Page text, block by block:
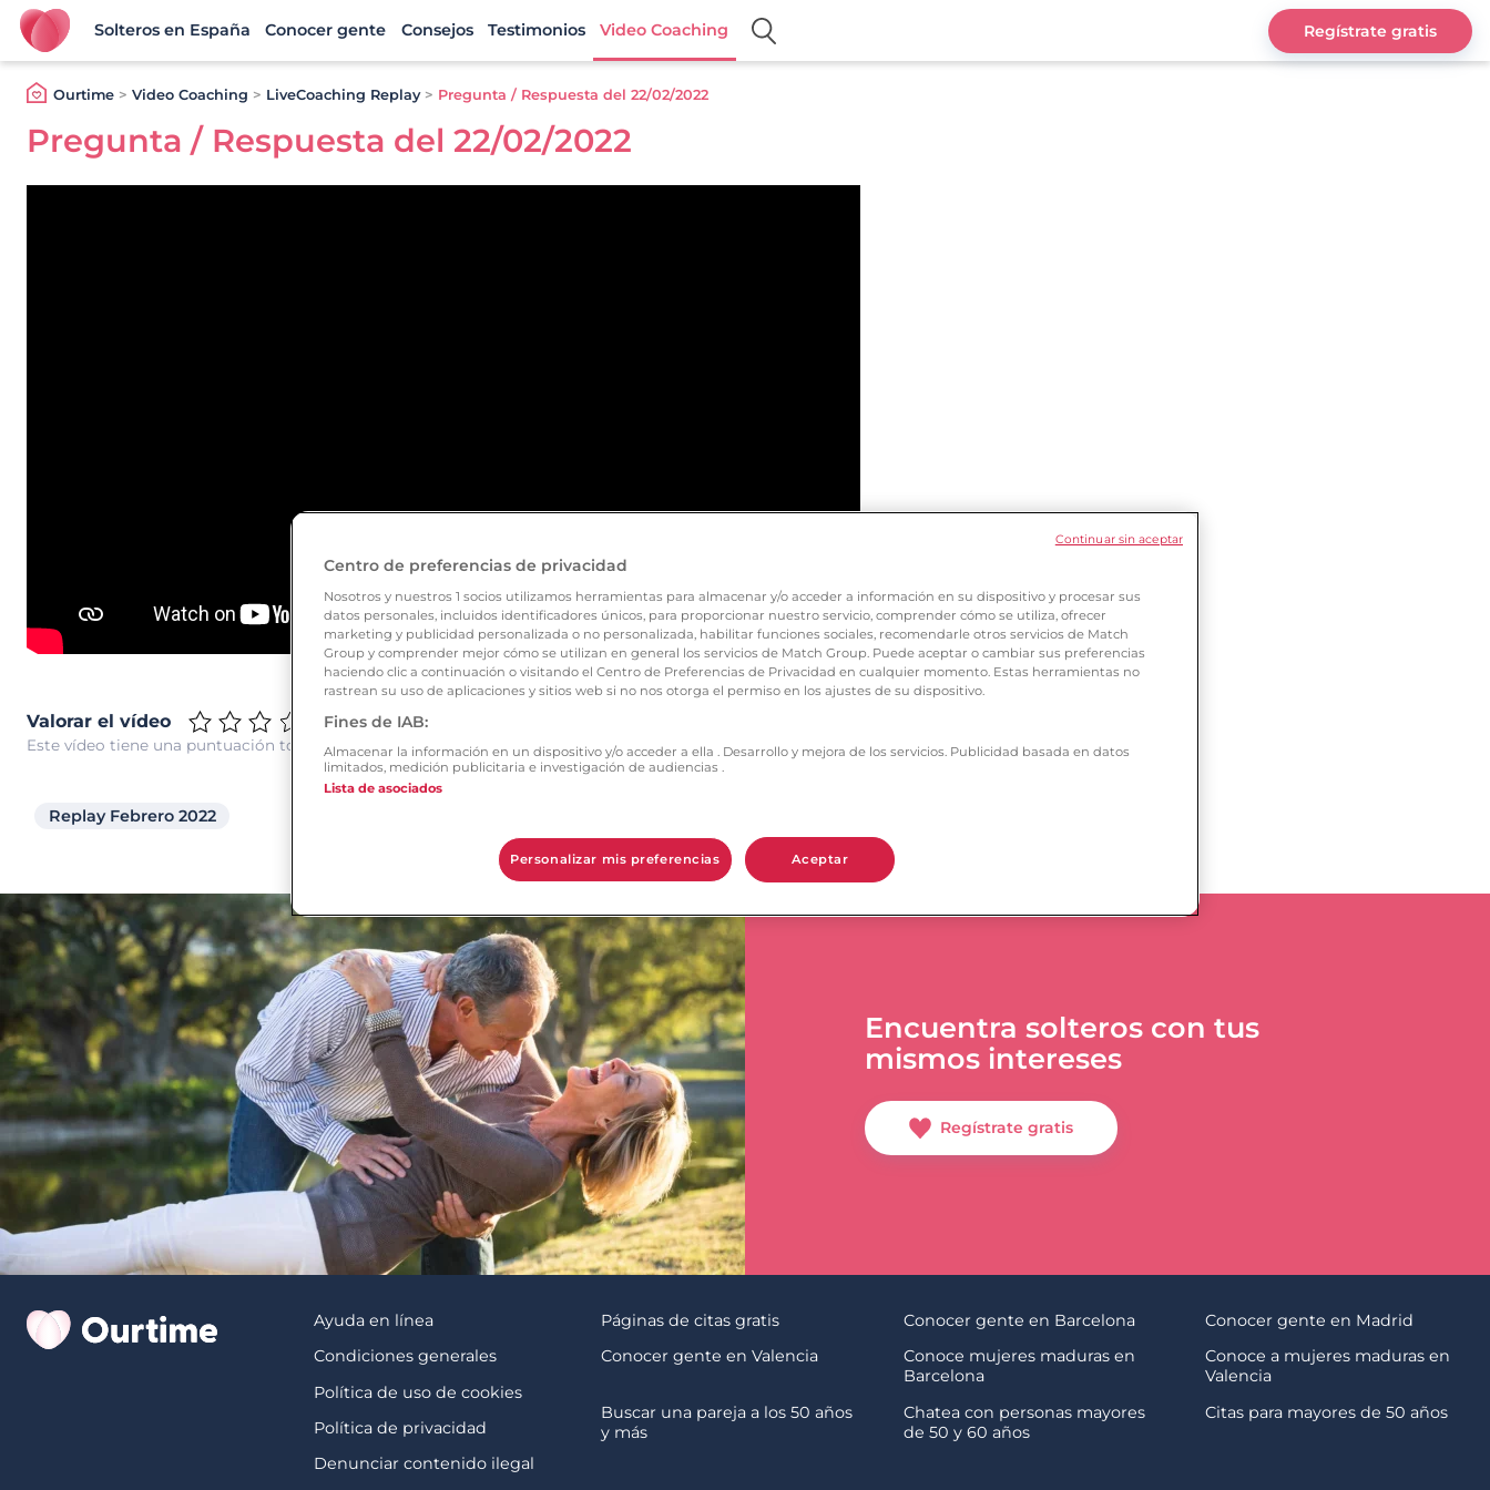
Ourtime España
Solteros en España Conocer gente Consejos Testimonios Video Coaching Regístrate gratis
Ourtime> Video Coaching > LiveCoaching Replay > Pregunta / Respuesta del 22/02/2022
Pregunta / Respuesta del 22/02/2022
Valorar el vídeo
Este vídeo tiene una puntuación total de 4.2 estrellas
Replay Febrero 2022
Encuentra solteros con tus
mismos intereses
Regístrate gratis
Ayuda en línea
Condiciones generales
Política de uso de cookies
Política de privacidad
Denunciar contenido ilegal
Páginas de citas gratis Conocer gente en Barcelona
Conocer gente en Madrid
Conocer gente en Valencia
Conoce mujeres maduras en
Barcelona
Conoce a mujeres maduras en
Valencia
Buscar una pareja a los 50 años
y más
Chatea con personas mayores
de 50 y 60 años
Citas para mayores de 50 años
Centro de preferencias de privacidad
Nosotros y nuestros 1 socios utilizamos herramientas para almacenar y/o acceder a información en su dispositivo y procesar sus
datos personales, incluidos identificadores únicos, para proporcionar nuestro servicio, comprender cómo se utiliza, ofrecer
marketing y publicidad personalizada o no personalizada, habilitar funciones sociales, recomendarle otros servicios de Match
Group y comprender mejor cómo se utilizan en general los servicios de Match Group. Puede aceptar o cambiar sus preferencias
haciendo clic a continuación o visitando el Centro de Preferencias de Privacidad en cualquier momento. Estas herramientas no
rastrean su uso de aplicaciones y sitios web si no nos otorga el permiso en los ajustes de su dispositivo.
Fines de IAB:
Almacenar la información en un dispositivo y/o acceder a ella . Desarrollo y mejora de los servicios. Publicidad basada en datos
limitados, medición publicitaria e investigación de audiencias .
Lista de asociados
Personalizar mis preferencias Aceptar
Continuar sin aceptar